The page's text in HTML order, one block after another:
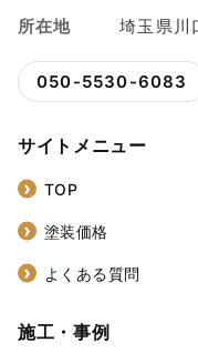
所在地
埼玉県
050-5530-6083
サイトメニュー
TOP
塗装価格
よくある質問
施工・事例